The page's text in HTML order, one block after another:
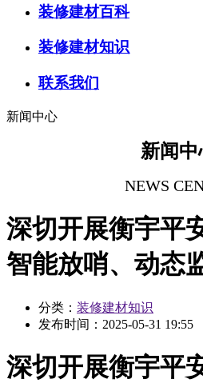
装修建材百科
装修建材知识
联系我们
新闻中心
新闻中
NEWS
深切开展衡宇平
智能放哨、动态
分类： 装修建材知识
发布时间： 2025-05-31 19:55
深切开展衡宇平